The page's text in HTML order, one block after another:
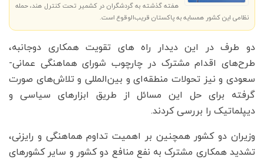
هفته گذشته به گردشگران در کشمیر تحت کنترل هند، حمله
نظامی این کشور همسایه به پاکستان قریب‌الوقوع است.
دو طرف در این دیدار راه های تقویت همکاری دوجانبه،
طرح‌های اقدام مشترک در چارچوب شورای هماهنگی عمانی-
سعودی و نیز تحولات منطقه‌ای و بین‌المللی و تلاش‌های صورت
گرفته برای حل این مسائل از طریق ابزارهای سیاسی و
دیپلماتیک را بررسی کردند.
وزیران دو کشور همچنین بر اهمیت تداوم هماهنگی و رایزنی،
تشدید همکاری مشترک به نفع منافع دو کشور و سایر کشورهای